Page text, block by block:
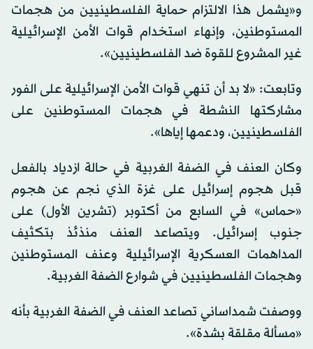
و«يشمل هذا الالتزام حماية الفلسطينيين من هجمات
المستوطنين، وإنهاء استخدام قوات الأمن الإسرائيلية
غير المشروع للقوة ضد الفلسطينيين».
وتابعت: «لا بد أن تنهي قوات الأمن الإسرائيلية على الفور
مشاركتها النشطة في هجمات المستوطنين على
الفلسطينيين، ودعمها إياها».
وكان العنف في الضفة الغربية في حالة ازدياد بالفعل
قبل هجوم إسرائيل على غزة الذي نجم عن هجوم
«حماس» في السابع من أكتوبر (تشرين الأول) على
جنوب إسرائيل. ويتصاعد العنف منذئذ بتكثيف
المداهمات العسكرية الإسرائيلية وعنف المستوطنين
وهجمات الفلسطينيين في شوارع الضفة الغربية.
ووصفت شمداساني تصاعد العنف في الضفة الغربية بأنه
«مسألة مقلقة بشدة».